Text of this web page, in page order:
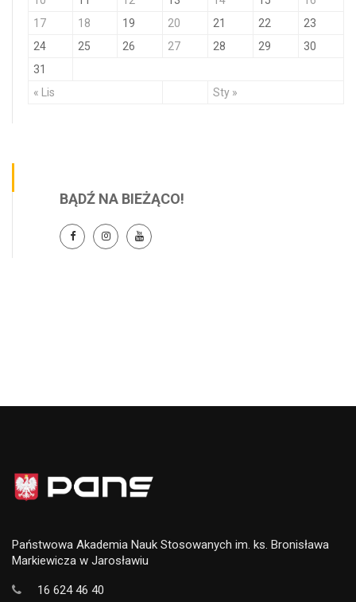
« Lis Sty »
17
18 19 20 21 22
23
24
25 26 27 28 29
30
31
BĄDŹ NA BIEŻĄCO!
Państwowa Akademia Nauk Stosowanych im. ks. Bronisława
Markiewicza w Jarosławiu
16 624 46 40